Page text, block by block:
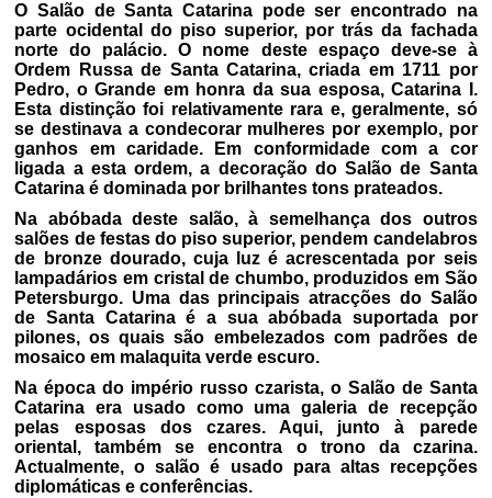
O Salão de Santa Catarina pode ser encontrado na
parte ocidental do piso superior, por trás da fachada
norte do palácio. O nome deste espaço deve-se à
Ordem Russa de Santa Catarina, criada em 1711 por
Pedro, o Grande em honra da sua esposa, Catarina I.
Esta distinção foi relativamente rara e, geralmente, só
se destinava a condecorar mulheres por exemplo, por
ganhos em caridade. Em conformidade com a cor
ligada a esta ordem, a decoração do Salão de Santa
Catarina é dominada por brilhantes tons prateados.
Na abóbada deste salão, à semelhança dos outros
salões de festas do piso superior, pendem candelabros
de bronze dourado, cuja luz é acrescentada por seis
lampadários em cristal de chumbo, produzidos em São
Petersburgo. Uma das principais atracções do Salão
de Santa Catarina é a sua abóbada suportada por
pilones, os quais são embelezados com padrões de
mosaico em malaquita verde escuro.
Na época do império russo czarista, o Salão de Santa
Catarina era usado como uma galeria de recepção
pelas esposas dos czares. Aqui, junto à parede
oriental, também se encontra o trono da czarina.
Actualmente, o salão é usado para altas recepções
diplomáticas e conferências.